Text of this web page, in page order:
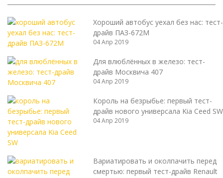
Хороший автобус уехал без нас: тест-
драйв ПАЗ-672М
04 Апр 2019
Для влюблённых в железо: тест-
драйв Москвича 407
04 Апр 2019
Король на безрыбье: первый тест-
драйв нового универсала Kia Ceed SW
04 Апр 2019
Вариатировать и околпачить перед
смертью: первый тест-драйв Renault